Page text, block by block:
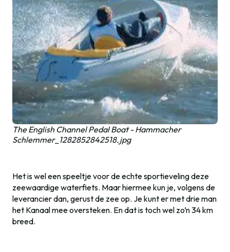
The English Channel Pedal Boat - Hammacher
Schlemmer_1282852842518.jpg
Het is wel een speeltje voor de echte sportieveling deze
zeewaardige waterfiets. Maar hiermee kun je, volgens de
leverancier dan, gerust de zee op. Je kunt er met drie man
het Kanaal mee oversteken. En dat is toch wel zo’n 34 km
breed.